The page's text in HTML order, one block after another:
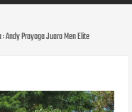
Andy Prayoga Juara Men Elite